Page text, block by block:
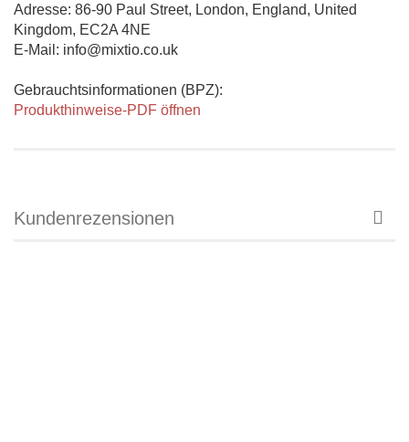
Adresse: 86-90 Paul Street, London, England, United
Kingdom, EC2A 4NE
E-Mail: info@mixtio.co.uk
Gebrauchtsinformationen (BPZ):
Produkthinweise-PDF öffnen
Kundenrezensionen